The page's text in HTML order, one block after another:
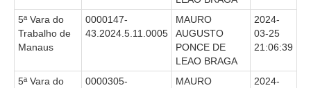
5ª Vara do
Trabalho de
Manaus
0000147-
43.2024.5.11.0005
MAURO
AUGUSTO
PONCE DE
LEAO BRAGA
2024-
03-25
21:06:39
5ª Vara do
0000305-
MAURO
2024-